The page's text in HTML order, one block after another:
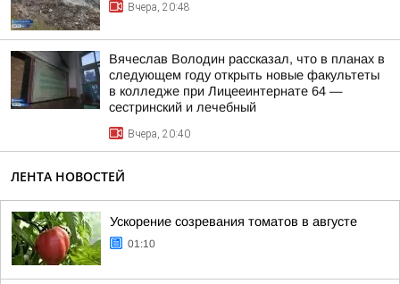
Вчера, 20:48
Вячеслав Володин рассказал, что в планах в
следующем году открыть новые факультеты
в колледже при Лицееинтернате 64 —
сестринский и лечебный
Вчера, 20:40
ЛЕНТА НОВОСТЕЙ
Ускорение созревания томатов в августе
01:10